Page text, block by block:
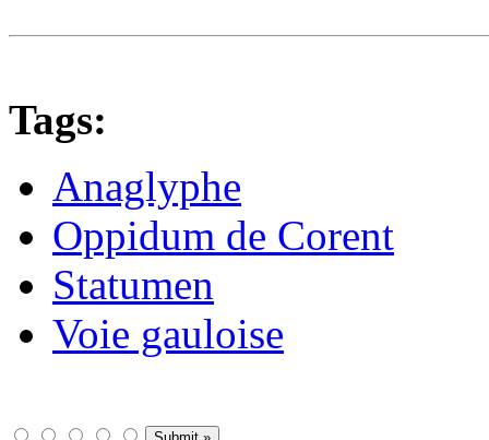
Tags:
Anaglyphe
Oppidum de Corent
Statumen
Voie gauloise